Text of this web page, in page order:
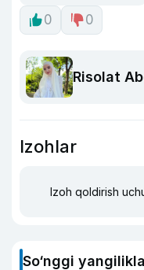
0
0
Risolat
Izohlar
Izoh qoldirish
So‘nggi